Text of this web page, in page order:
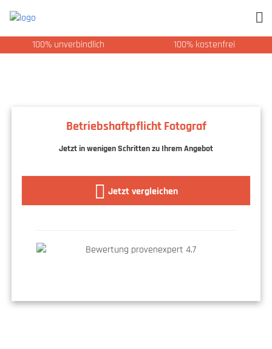
100% unverbindlich 100% kostenfrei
Betriebshaftpflicht Fotograf
Jetzt in wenigen Schritten zu Ihrem Angebot
Jetzt vergleichen